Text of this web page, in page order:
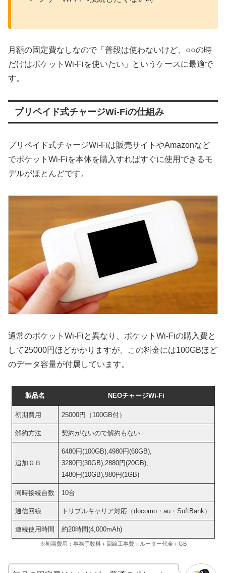
月額の固定費なしなので「普段は使わないけど、○○の時
だけはポケットWi-Fiを使いたい」というケースに最適で
す。
プリペイド式チャージWi-Fiの仕組み
プリペイド式チャージWi-Fiは販売サイトやAmazonなど
でポケットWi-Fiを本体を購入すればすぐに使用できるモ
デルがほとんどです。
通常のポケットWi-Fiと異なり、ポケットWi-Fiの購入費と
して25000円ほどかかりますが、この料金には100GBほど
のデータ容量が付属しています。
製品名 NEOチャージWi-Fi
初期費用 25000円（100GB付）
解約方法 契約がないので解約もない
追加ＧＢ
6480円(100GB),4980円(60GB),
3280円(30GB),2880円(20GB),
1480円(10GB),980円(1GB)
同時接続台数 10台
通信回線 トリプルキャリア対応（docomo・au・SoftBank）
連続使用時間 約20時間(4,000mAh)
※初期費用：事務手数料＋回線工事費＋ルーター代金＋GB